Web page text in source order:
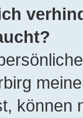
können